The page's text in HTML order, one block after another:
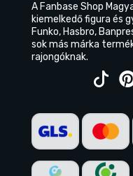
A Fanbase Shop
kiemelkedő figura és
Funko, Hasbro,
sok más márka
rajongóknak.